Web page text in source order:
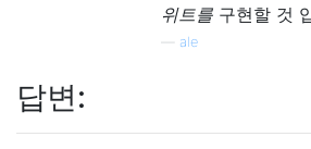
위트를 구현할 것
ale
답변: